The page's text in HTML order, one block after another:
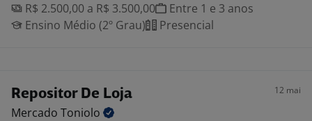
R$ 2.500,00 a R$ 3.500,00
Entre 1 e 3 anos
Ensino Médio (2º Grau)
Presencial
Repositor De Loja 12 mai
Mercado Toniolo